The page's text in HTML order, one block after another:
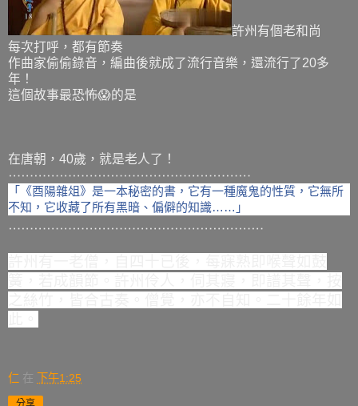
許州有個老和尚
每次打呼，都有節奏
作曲家偷偷錄音，編曲後就成了流行音樂，還流行了20多
年！
這個故事最恐怖😱的是
在唐朝，40歲，就是老人了！
⋯⋯⋯⋯⋯⋯⋯⋯⋯⋯⋯⋯⋯⋯⋯⋯⋯⋯⋯
「《酉陽雜俎》是一本秘密的書，它有一種魔鬼的性質，它無所
不知，它收藏了所有黑暗、偏僻的知識……」
⋯⋯⋯⋯⋯⋯⋯⋯⋯⋯⋯⋯⋯⋯⋯⋯⋯⋯⋯⋯
仁 在 下午1:25
分享